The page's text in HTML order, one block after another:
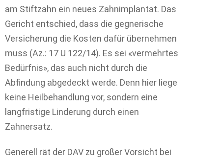
am Stiftzahn ein neues Zahnimplantat. Das
Gericht entschied, dass die gegnerische
Versicherung die Kosten dafür übernehmen
muss (Az.: 17 U 122/14). Es sei «vermehrtes
Bedürfnis», das auch nicht durch die
Abfindung abgedeckt werde. Denn hier liege
keine Heilbehandlung vor, sondern eine
langfristige Linderung durch einen
Zahnersatz.
Generell rät der DAV zu großer Vorsicht bei